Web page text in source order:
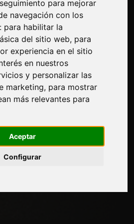
para mejorar
navegación con los
para habilitar la
del sitio web, para
experiencia en el sitio
en nuestros
y personalizar las
marketing, para mostrar
más relevantes para
Aceptar
Configurar
del sitio
al día
últimas noticias del sector,
de las empresas, los
innovadoras y
al boletín de noticias!
SUSCRIBIR